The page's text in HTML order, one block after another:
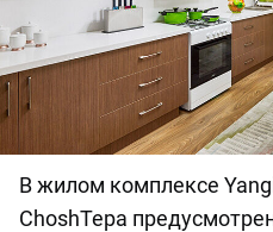
В жилом комплексе
ChoshTepa